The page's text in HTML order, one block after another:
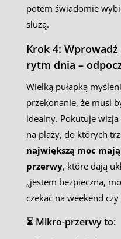
potem świadomie
służą.
Krok 4:
rytm dnia –
Wielką pułapką
przekonanie, że musi
idealny. Pokutuje
na plaży, do których
największą moc
przerwy, które dają
„jestem bezpieczna,
czekać na weekend
⏳ Mikro-przerwy to: